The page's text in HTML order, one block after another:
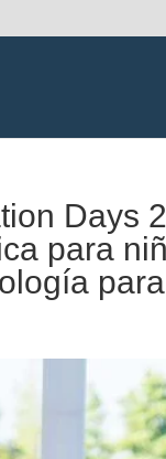
Days
para